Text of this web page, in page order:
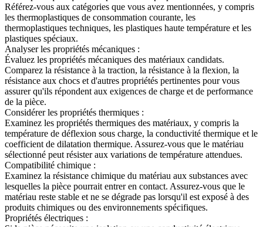
Référez-vous aux catégories que vous avez mentionnées, y compris
les thermoplastiques de consommation courante, les
thermoplastiques techniques, les plastiques haute température et les
plastiques spéciaux.
Analyser les propriétés mécaniques :
Évaluez les propriétés mécaniques des matériaux candidats.
Comparez la résistance à la traction, la résistance à la flexion, la
résistance aux chocs et d'autres propriétés pertinentes pour vous
assurer qu'ils répondent aux exigences de charge et de performance
de la pièce.
Considérer les propriétés thermiques :
Examinez les propriétés thermiques des matériaux, y compris la
température de déflexion sous charge, la conductivité thermique et le
coefficient de dilatation thermique. Assurez-vous que le matériau
sélectionné peut résister aux variations de température attendues.
Compatibilité chimique :
Examinez la résistance chimique du matériau aux substances avec
lesquelles la pièce pourrait entrer en contact. Assurez-vous que le
matériau reste stable et ne se dégrade pas lorsqu'il est exposé à des
produits chimiques ou des environnements spécifiques.
Propriétés électriques :